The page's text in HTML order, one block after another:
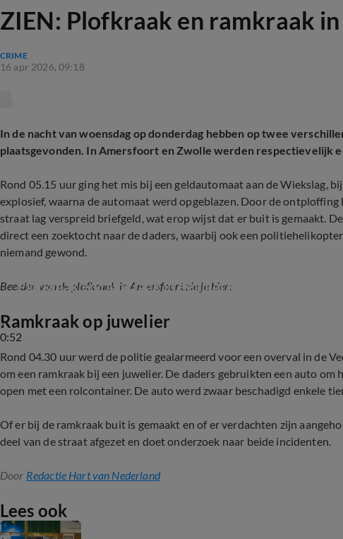
ZIEN: Plofkraak en ramkraak
CRIME
16 apr 2026, 09:18
In de nacht van woensdag op donderdag hebben op twee
plaatsgevonden. In Amersfoort en Zwolle werden respectievelijk
Rond 05.15 uur ging het mis bij een geldautomaat aan de Wiekslag,
explosief, waarna de automaat werd opgeblazen. Door de
straat lag verspreid briefgeld, wat erop wijst dat er buit is gemaakt.
direct een zoektocht naar de daders, waarbij ook een
niemand gewond.
Beelden van de plofkraak in Amersfoort zie je hier:
0:52
Plofkraak en ramkraak in één nacht: politie doet
Ramkraak op juwelier
Rond 04.30 uur werd de politie gealarmeerd voor een overval in de
om een ramkraak bij een juwelier. De daders gebruikten een auto
open met een rolcontainer. De auto werd zwaar beschadigd enkele
Of er bij de ramkraak buit is gemaakt en of er verdachten zijn
deel van de straat afgezet en doet onderzoek naar beide incidenten.
Door Redactie Hart van Nederland
Lees ook